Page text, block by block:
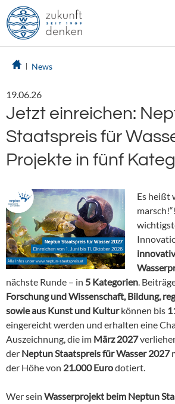
News
19.06.26
Jetzt einreichen:
Staatspreis für
Projekte in fünf
Es heißt
nächste Runde – in 5 Kategorien.
Forschung und Wissenschaft, Bildung,
sowie aus Kunst und Kulturkönnen bis
eingereicht werden und erhalten eine
Auszeichnung, die im März 2027
der Neptun Staatspreis für Wasser 2027
der Höhe von 21.000 Eurodotiert.
Wer sein Wasserprojekt beim Neptun